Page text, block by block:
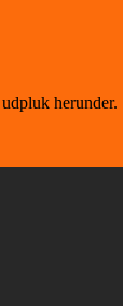
herunder.